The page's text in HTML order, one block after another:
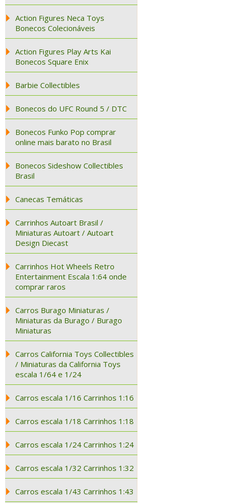
Action Figures Neca Toys
Bonecos Colecionáveis
Action Figures Play Arts Kai
Bonecos Square Enix
Barbie Collectibles
Bonecos do UFC Round 5 / DTC
Bonecos Funko Pop comprar
online mais barato no Brasil
Bonecos Sideshow Collectibles
Brasil
Canecas Temáticas
Carrinhos Autoart Brasil /
Miniaturas Autoart / Autoart
Design Diecast
Carrinhos Hot Wheels Retro
Entertainment Escala 1:64 onde
comprar raros
Carros Burago Miniaturas /
Miniaturas da Burago / Burago
Miniaturas
Carros California Toys Collectibles
/ Miniaturas da California Toys
escala 1/64 e 1/24
Carros escala 1/16 Carrinhos 1:16
Carros escala 1/18 Carrinhos 1:18
Carros escala 1/24 Carrinhos 1:24
Carros escala 1/32 Carrinhos 1:32
Carros escala 1/43 Carrinhos 1:43